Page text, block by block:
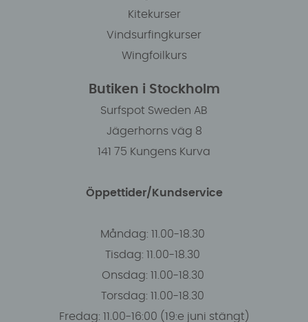
Kitekurser
Vindsurfingkurser
Wingfoilkurs
Butiken i Stockholm
Surfspot Sweden AB
Jägerhorns väg 8
141 75 Kungens Kurva
Öppettider/Kundservice
Måndag: 11.00-18.30
Tisdag: 11.00-18.30
Onsdag: 11.00-18.30
Torsdag: 11.00-18.30
Fredag: 11.00-16:00 (19:e juni stängt)